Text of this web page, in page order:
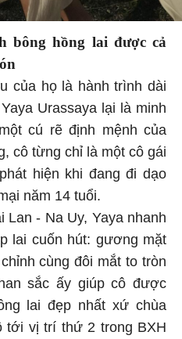
bông hồng lai được cả
của họ là hành trình dài
Urassaya lại là minh
cú rẽ định mệnh của
cô từng chỉ là một cô gái
hiện khi đang đi dạo
năm 14 tuổi.
Lan - Na Uy, Yaya nhanh
lai cuốn hút: gương mặt
cùng đôi mắt to tròn
sắc ấy giúp cô được
lai đẹp nhất xứ chùa
tới vị trí thứ 2 trong BXH